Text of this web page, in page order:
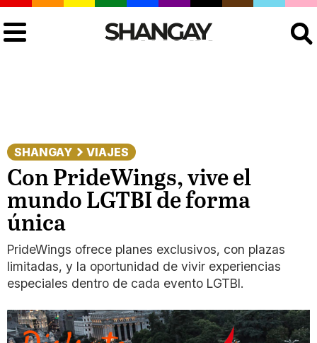
SHANGAY VIAJES
Con PrideWings, vive el
mundo LGTBI de forma
única
PrideWings ofrece planes exclusivos, con plazas
limitadas, y la oportunidad de vivir experiencias
especiales dentro de cada evento LGTBI.